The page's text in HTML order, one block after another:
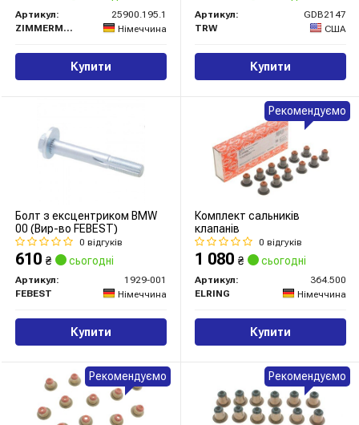
Артикул:
25900.195.1
ZIMMERMANN
Німеччина
Купити
Артикул:
GDB2147
TRW
США
Купити
Болт з ексцентриком BMW
00 (Вир-во FEBEST)
0 відгуків
610 ₴ сьогодні
Артикул:
1929-001
FEBEST
Німеччина
Купити
Комплект сальників
клапанів
0 відгуків
1 080 ₴ сьогодні
Артикул:
364.500
ELRING
Німеччина
Купити
Рекомендуємо
Рекомендуємо Рекомендуємо